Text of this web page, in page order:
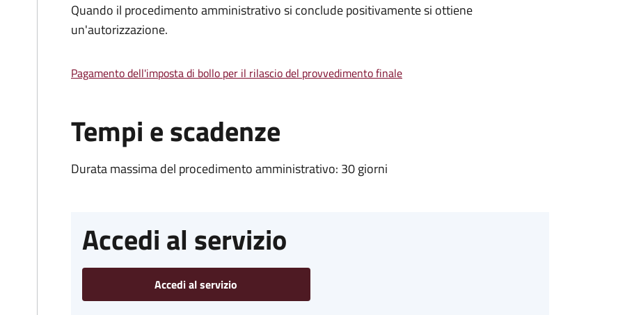
Quando il procedimento amministrativo si conclude positivamente si ottiene
un'autorizzazione.
Pagamento dell'imposta di bollo per il rilascio del provvedimento finale
Tempi e scadenze
Durata massima del procedimento amministrativo: 30 giorni
Accedi al servizio
Accedi al servizio